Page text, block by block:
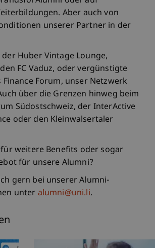
Aber auch von
unserer Partner in der
der Huber Vintage Lounge,
FC Vaduz, oder vergünstigte
Forum, unser Netzwerk
über die Grenzen hinweg beim
Südostschweiz, der InterActive
oder den Kleinwalsertaler
weitere Benefits oder sogar
für unsere Alumni?
gern bei unserer Alumni-
unter alumni@uni.li.